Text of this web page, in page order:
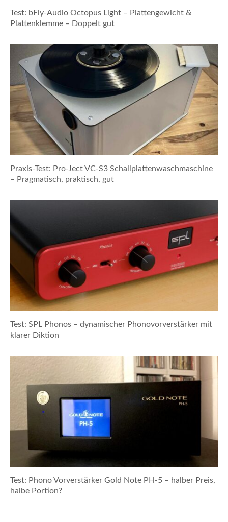
Test: bFly-Audio Octopus Light – Plattengewicht &
Plattenklemme – Doppelt gut
Praxis-Test: Pro-Ject VC-S3 Schallplattenwaschmaschine
– Pragmatisch, praktisch, gut
Test: SPL Phonos – dynamischer Phonovorverstärker mit
klarer Diktion
Test: Phono Vorverstärker Gold Note PH-5 – halber Preis,
halbe Portion?